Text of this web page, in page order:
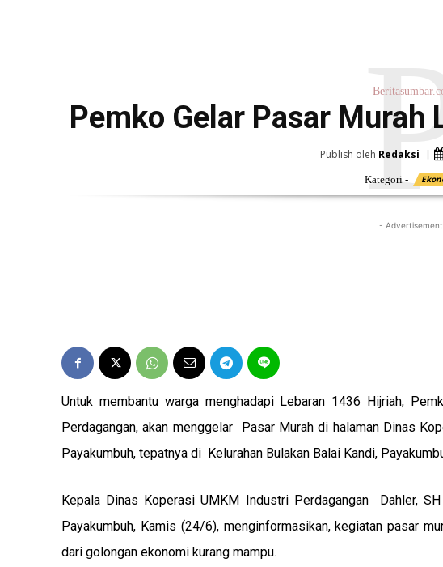
Pemko Gelar Pasar Murah
Publish oleh Redaksi
Kategori -
-
Untuk membantu warga menghadapi Lebaran 1436 Hijriah,
Perdagangan, akan menggelar Pasar Murah di halaman Dinas
Payakumbuh, tepatnya di Kelurahan Bulakan Balai Kandi,
Kepala Dinas Koperasi UMKM Industri Perdagangan Dahler,
Payakumbuh, Kamis (24/6), menginformasikan, kegiatan pasar
dari golongan ekonomi kurang mampu.